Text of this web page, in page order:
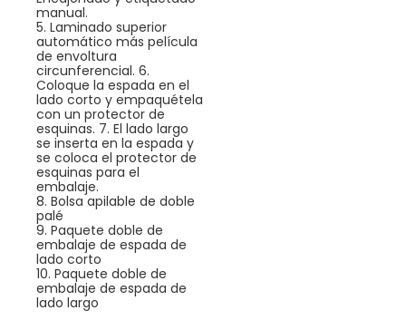
manual.
5. Laminado superior
automático más película
de envoltura
circunferencial. 6.
Coloque la espada en el
lado corto y empaquétela
con un protector de
esquinas. 7. El lado largo
se inserta en la espada y
se coloca el protector de
esquinas para el
embalaje.
8. Bolsa apilable de doble
palé
9. Paquete doble de
embalaje de espada de
lado corto
10. Paquete doble de
embalaje de espada de
lado largo